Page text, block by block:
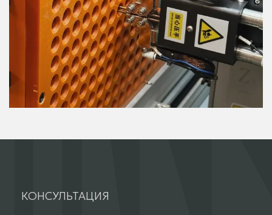
КОНСУЛЬТАЦИЯ